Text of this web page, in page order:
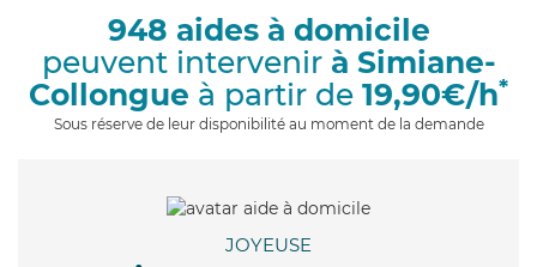
o
948 aides à domicile
peuvent intervenir à Simiane-
Collongue à partir de 19,90€/h*
Sous réserve de leur disponibilité au moment de la demande
JOYEUSE